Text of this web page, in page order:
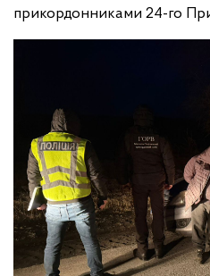
прикордонниками 24-го